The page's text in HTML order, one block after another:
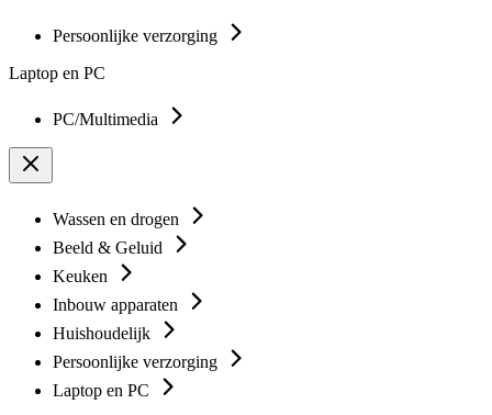
Persoonlijke verzorging
Laptop en PC
PC/Multimedia
Wassen en drogen
Beeld & Geluid
Keuken
Inbouw apparaten
Huishoudelijk
Persoonlijke verzorging
Laptop en PC